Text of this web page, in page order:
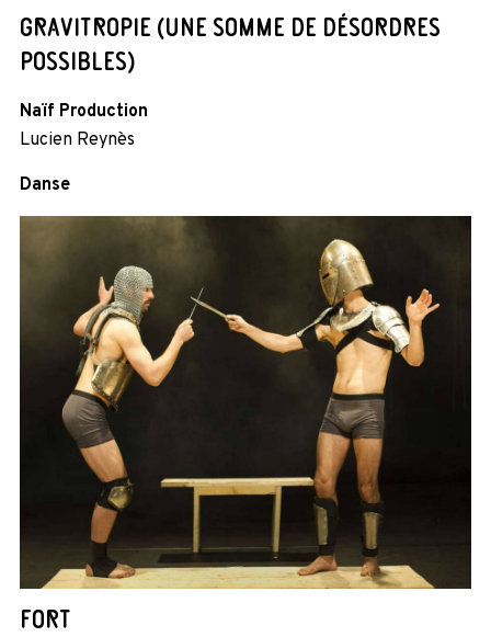
GRAVITROPIE (UNE SOMME DE DÉSORDRES
POSSIBLES)
Naïf Production
Lucien Reynès
Danse
FORT